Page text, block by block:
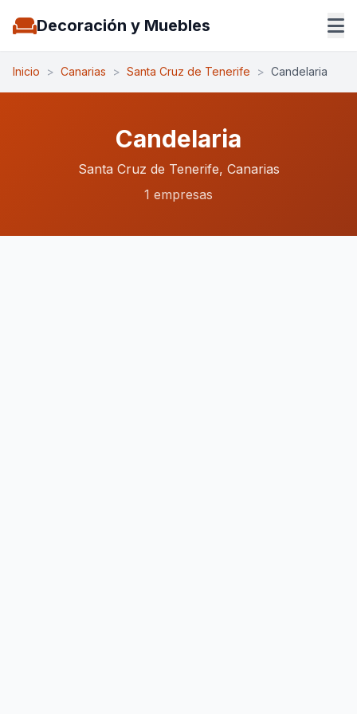
Decoración y Muebles
Inicio > Canarias > Santa Cruz de Tenerife > Candelaria
Candelaria
Santa Cruz de Tenerife, Canarias
1 empresas